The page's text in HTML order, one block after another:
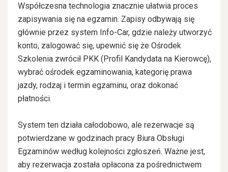
Współczesna technologia znacznie ułatwia proces
zapisywania się na egzamin. Zapisy odbywają się
głównie przez system Info-Car, gdzie należy utworzyć
konto, zalogować się, upewnić się że Ośrodek
Szkolenia zwrócił PKK (Profil Kandydata na Kierowcę),
wybrać ośrodek egzaminowania, kategorię prawa
jazdy, rodzaj i termin egzaminu, oraz dokonać
płatności.
System ten działa całodobowo, ale rezerwacje są
potwierdzane w godzinach pracy Biura Obsługi
Egzaminów według kolejności zgłoszeń. Ważne jest,
aby rezerwacja została opłacona za pośrednictwem